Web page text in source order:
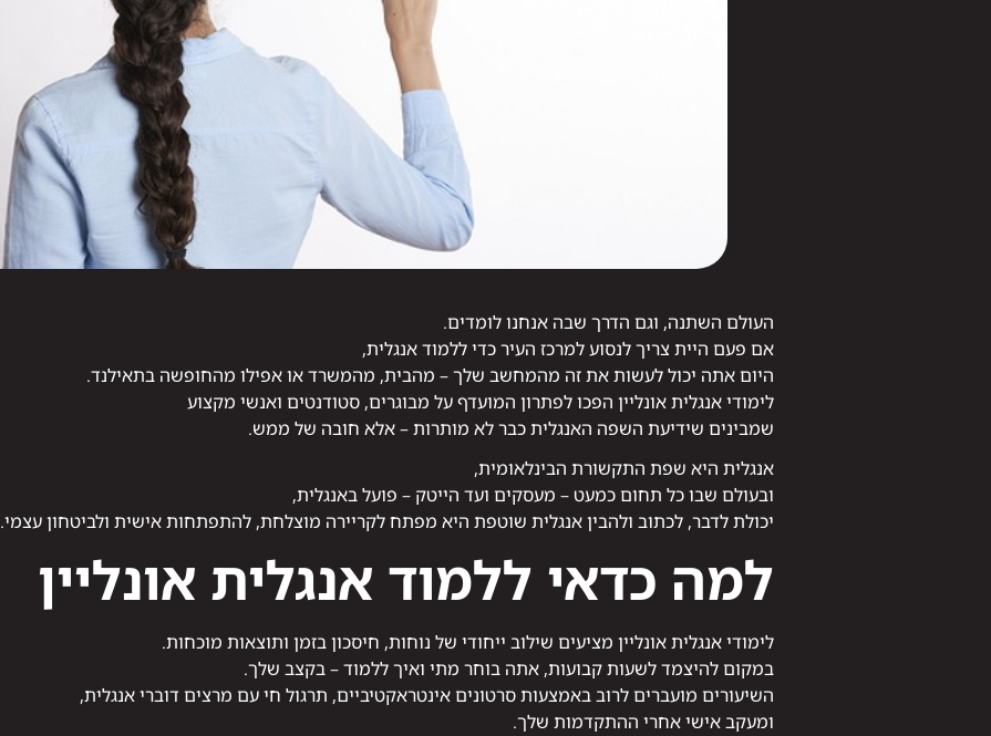
העולם השתנה, וגם הדרך שבה אנחנו לומדים.
אם פעם היית צריך לנסוע למרכז העיר כדי ללמוד אנגלית,
היום אתה יכול לעשות את זה מהמחשב שלך – מהבית, מהמשרד או אפילו מהחופשה בתאילנד.
לימודי אנגלית אונליין הפכו לפתרון המועדף על מבוגרים, סטודנטים ואנשי מקצוע
שמבינים שידיעת השפה האנגלית כבר לא מותרות – אלא חובה של ממש.
אנגלית היא שפת התקשורת הבינלאומית,
ובעולם שבו כל תחום כמעט – מעסקים ועד הייטק – פועל באנגלית,
יכולת לדבר, לכתוב ולהבין אנגלית שוטפת היא מפתח לקריירה מוצלחת, להתפתחות אישית ולביטחון עצמי.
למה כדאי ללמוד אנגלית אונליין
לימודי אנגלית אונליין מציעים שילוב ייחודי של נוחות, חיסכון בזמן ותוצאות מוכחות.
במקום להיצמד לשעות קבועות, אתה בוחר מתי ואיך ללמוד – בקצב שלך.
השיעורים מועברים לרוב באמצעות סרטונים אינטראקטיביים, תרגול חי עם מרצים דוברי אנגלית,
ומעקב אישי אחרי ההתקדמות שלך.